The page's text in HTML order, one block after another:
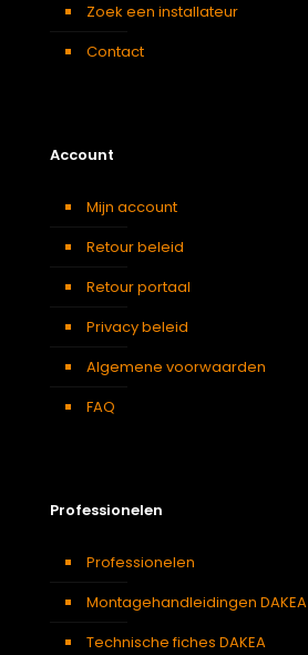
Zoek een installateur
Contact
Account
Mijn account
Retour beleid
Retour portaal
Privacy beleid
Algemene voorwaarden
FAQ
Professionelen
Professionelen
Montagehandleidingen DAKEA
Technische fiches DAKEA